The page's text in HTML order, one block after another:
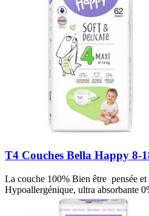
T4 Couches Bella Happy 8-
La couche 100% Bien être pensée et
Hypoallergénique, ultra absorbante